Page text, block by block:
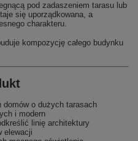
pod zadaszeniem tarasu lub
się uporządkowana, a
charakteru.
kompozycję całego budynku
domów o dużych tarasach
i modern
linię architektury
elewacji